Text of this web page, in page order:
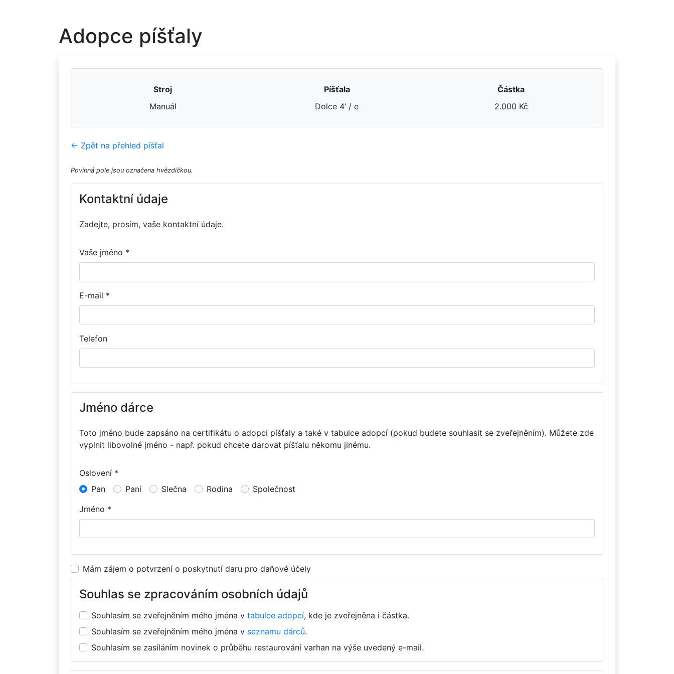
Adopce píšťaly
Stroj Píšťala
Částka
Manuál
Dolce 4’ / e 2.000 Kč
← Zpět na přehled píšťal
Povinná pole jsou označena hvězdičkou.
Kontaktní údaje
Zadejte, prosím, vaše kontaktní údaje.
Vaše jméno *
E-mail *
Telefon
Jméno dárce
Toto jméno bude zapsáno na certifikátu o adopci píšťaly a také v tabulce adopcí (pokud budete souhlasit se zveřejněním). Můžete zde
vyplnit libovolné jméno - např. pokud chcete darovat píšťalu někomu jinému.
Oslovení *
Pan
Paní Slečna Rodina
Společnost
Jméno *
Mám zájem o potvrzení o poskytnutí daru pro daňové účely
Souhlas se zpracováním osobních údajů
Souhlasím se zveřejněním mého jména v tabulce adopcí, kde je zveřejněna i částka.
Souhlasím se zveřejněním mého jména v seznamu dárců.
Souhlasím se zasíláním novinek o průběhu restaurování varhan na výše uvedený e-mail.